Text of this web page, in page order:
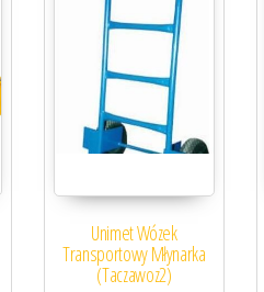
Unimet Wózek
Transportowy Młynarka
(Taczawoz2)